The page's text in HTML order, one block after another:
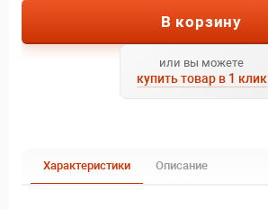
В корзину
или вы можете
купить товар в 1 клик
Характеристики Описание